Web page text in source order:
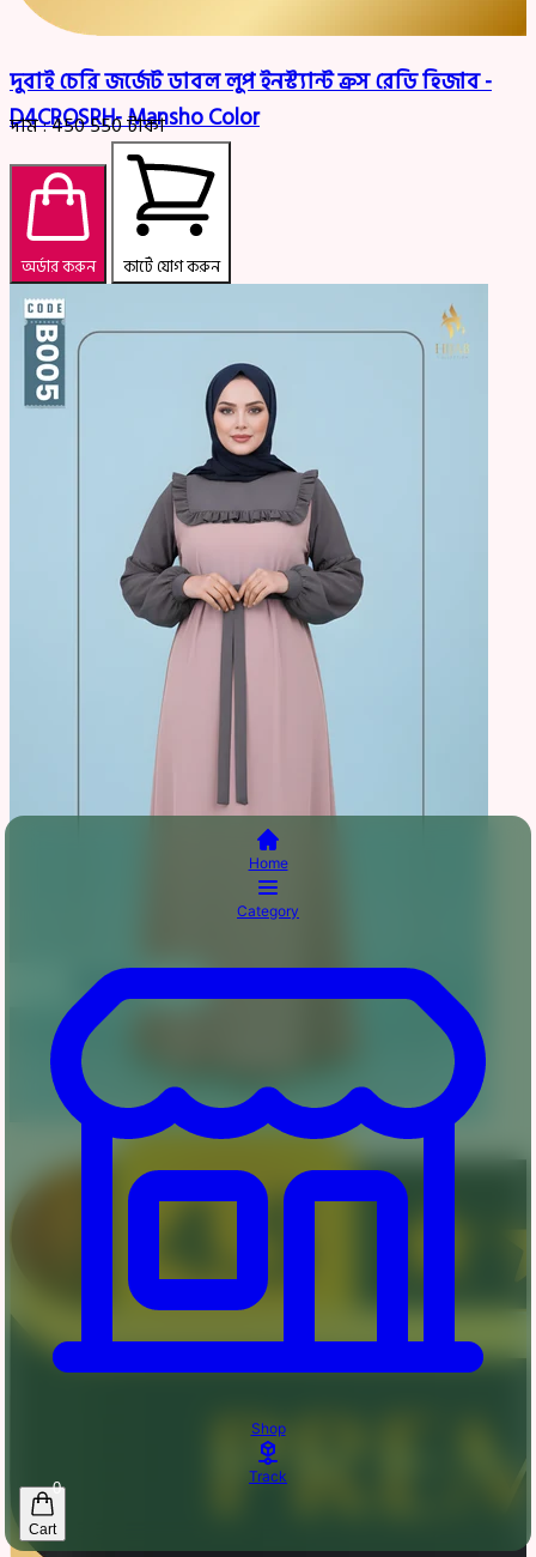
দুবাই চেরি জর্জেট ডাবল লুপ ইনস্ট্যান্ট ক্রস রেডি হিজাব -
D4CROSRH- Mansho Color
দাম :450550টাকা
অর্ডার করুন কার্টে যোগ করুন
Home
Category
Shop
Track
0
Cart